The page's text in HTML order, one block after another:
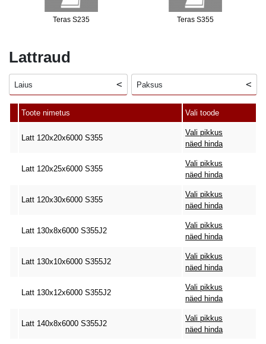
Teras S235 Teras S355
Lattraud
Laius Paksus
Toote nimetus Vali toode
Latt 120x20x6000 S355
Vali pikkus
näed hinda
Latt 120x25x6000 S355
Vali pikkus
näed hinda
Latt 120x30x6000 S355
Vali pikkus
näed hinda
Latt 130x8x6000 S355J2
Vali pikkus
näed hinda
Latt 130x10x6000 S355J2
Vali pikkus
näed hinda
Latt 130x12x6000 S355J2
Vali pikkus
näed hinda
Latt 140x8x6000 S355J2
Vali pikkus
näed hinda